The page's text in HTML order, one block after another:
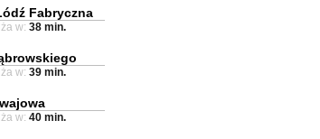
Fabryczna
w: 38 min.
w: 39 min.
w: 40 min.